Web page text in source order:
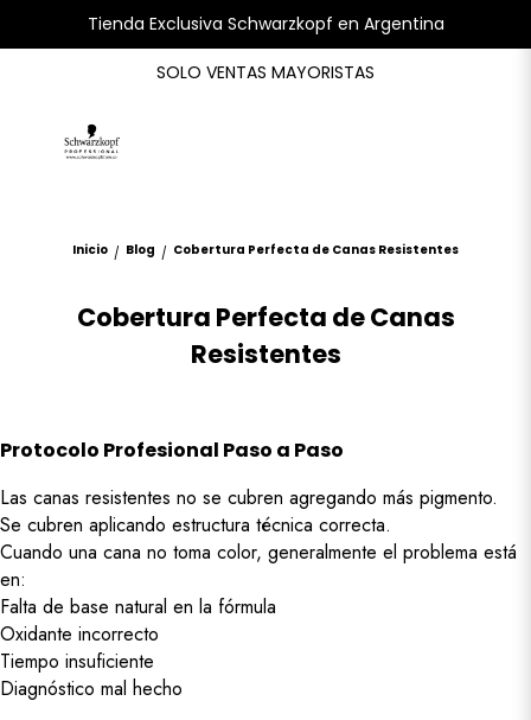
Tienda Exclusiva Schwarzkopf en Argentina
SOLO VENTAS MAYORISTAS
Inicio / Blog / Cobertura Perfecta de Canas Resistentes
Cobertura Perfecta de Canas
Resistentes
Protocolo Profesional Paso a Paso
Las canas resistentes no se cubren agregando más pigmento.
Se cubren aplicando estructura técnica correcta.
Cuando una cana no toma color, generalmente el problema está
en:
Falta de base natural en la fórmula
Oxidante incorrecto
Tiempo insuficiente
Diagnóstico mal hecho